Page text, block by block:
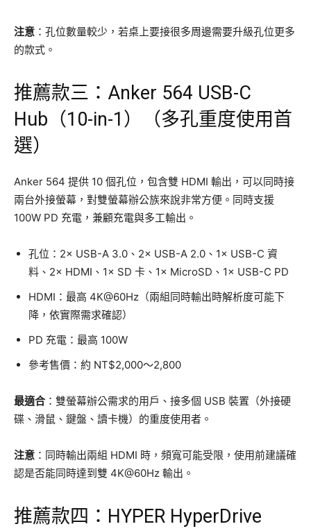
注意 ：孔位數量較少，若桌上要接很多周邊需要升級孔位更多
的款式。
推薦款三：Anker 564 USB-C
Hub（10-in-1）（多孔重度使用首
選）
Anker 564 提供 10 個孔位，包含雙 HDMI 輸出，可以同時接
兩台外接螢幕，對雙螢幕辦公族來說非常方便。同時支援
100W PD 充電，兼顧充電與多工輸出。
孔位：2× USB-A 3.0、2× USB-A 2.0、1× USB-C 資
料、2× HDMI、1× SD 卡、1× MicroSD、1× USB-C PD
HDMI：最高 4K@60Hz（兩組同時輸出時解析度可能下
降，依實際需求確認）
PD 充電：最高 100W
參考售價：約 NT$2,000～2,800
最適合 ：雙螢幕辦公需求的用戶、接多個 USB 裝置（外接硬
碟、滑鼠、鍵盤、讀卡機）的重度使用者。
注意 ：同時輸出兩組 HDMI 時，頻寬可能受限，使用前建議確
認是否能同時達到雙 4K@60Hz 輸出。
推薦款四：HYPER HyperDrive